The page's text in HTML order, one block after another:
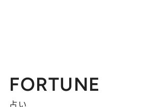
FORTUNE
占い